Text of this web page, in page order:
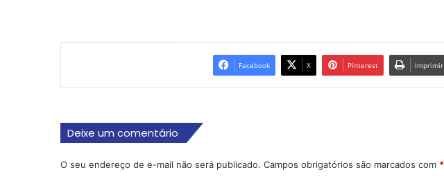
Facebook X Pinterest Imprimir
Deixe um comentário
O seu endereço de e-mail não será publicado. Campos obrigatórios são marcados com *